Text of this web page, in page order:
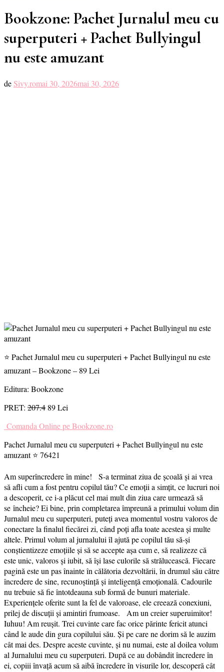
Bookzone: Pachet Jurnalul meu cu
superputeri + Pachet Bullyingul
nu este amuzant
de Sivy.romai 30, 2026mai 30, 2026
⭐ Pachet Jurnalul meu cu superputeri + Pachet Bullyingul nu este
amuzant – Bookzone – 89 Lei
Editura: Bookzone
PRET: 207.4 89 Lei
Comanda Online pe Bookzone.ro
Pachet Jurnalul meu cu superputeri + Pachet Bullyingul nu este
amuzant ⭐ 76421
Am superîncredere în mine! S-a terminat ziua de școală și ai vrea
să afli cum a fost pentru copilul tău? Ce emoții a simțit, ce lucruri noi
a descoperit, ce i-a plăcut cel mai mult din ziua care urmează să
se încheie? Ei bine, prin completarea împreună a primului volum din
Jurnalul meu cu superputeri, puteți avea momentul vostru valoros de
conectare la finalul fiecărei zi, când poți afla toate acestea și multe
altele. Primul volum al jurnalului îl ajută pe copilul tău să-și
conștientizeze emoțiile și să se accepte așa cum e, să realizeze că
este unic, valoros și iubit, să își lase culorile să strălucească. Fiecare
pagină este un pas înainte în călătoria dezvoltării, în drumul său către
încredere de sine, recunoștință și inteligență emoțională. Cadourile
nu trebuie să fie întotdeauna sub formă de bunuri materiale.
Experiențele oferite sunt la fel de valoroase, ele creează conexiuni,
prilej de discuții și amintiri frumoase. Am un creier superuimitor!
Iuhuu! Am reușit. Trei cuvinte care fac orice părinte fericit atunci
când le aude din gura copilului său. Și pe care ne dorim să le auzim
cât mai des. Despre aceste cuvinte, și nu numai, este al doilea volum
al Jurnalului meu cu superputeri. După ce au dobândit încredere în
ei, copiii învață acum să aibă încredere în visurile lor, descoperă cât